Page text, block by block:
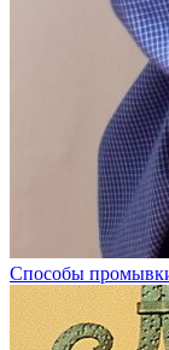
Способы